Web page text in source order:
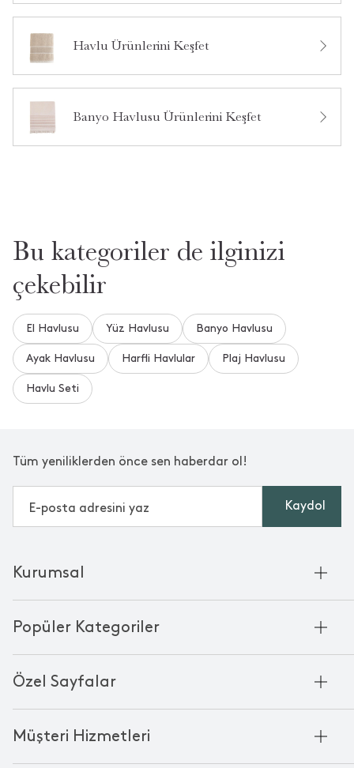
Bu ürün hakkında daha önce hiç soru sorulmamış.
Ürün Hakkında Soru Sor
Havlu Ürünlerini Keşfet
Banyo Havlusu Ürünlerini Keşfet
Bu kategoriler de ilginizi
çekebilir
El Havlusu Yüz Havlusu Banyo Havlusu
Ayak Havlusu Harfli Havlular Plaj Havlusu
Havlu Seti
Tüm yeniliklerden önce sen haberdar ol!
Kaydol
Popüler Kategoriler
Bornoz
Özel Sayfalar
Black Friday
Kurumsal
Kurumsal Satış
Chakra Manifesto
Mağazalarımız
Çerez Politikası
Müşteri Hizmetleri